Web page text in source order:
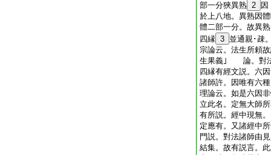
部一分狹異熟 2
於上八地。異熟因
體二部一分。故異
四縁 3 並通親･疎
宗論云。法生所頼
生果義｣ 論。對法
四縁有經文説。六
諸師許。因唯有六
理論云。如是六因
立此名。定無大師
有所説。經中現無
定應有。又諸經中
門説。對法諸師由
結集。故有説言。